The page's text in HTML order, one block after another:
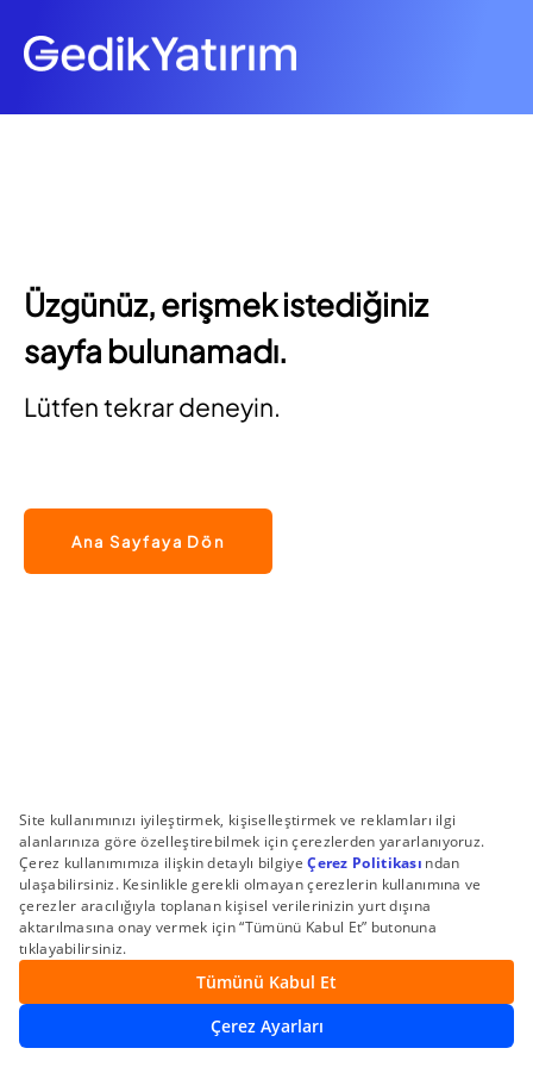
Üzgünüz, erişmek istediğiniz
sayfa bulunamadı.
Lütfen tekrar deneyin.
Ana Sayfaya Dön